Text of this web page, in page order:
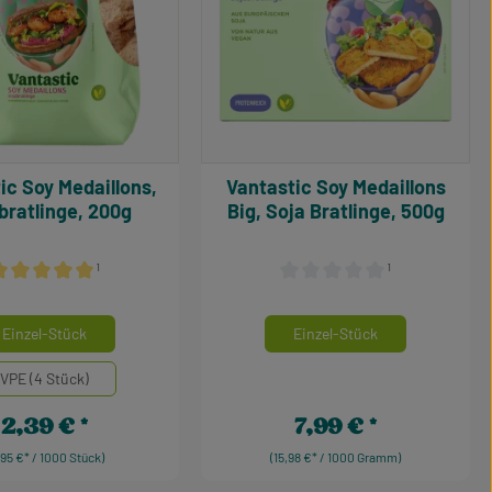
¹
200g
Einzel-Stück
VPE (4 Stück)
€* / 1000 Stück)
Regulärer Preis:
2,39 €
¹
Vantastic Soy Medaillons
Big, Soja Bratlinge, 500g
Mengeneinheiten
Einzel-Stück
(15,98 €* / 1000 Gramm)
Regulärer Preis:
7,99 €